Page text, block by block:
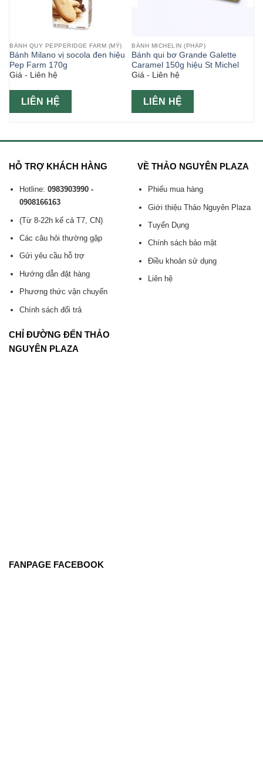
BÁNH QUY PEPPERIDGE FARM (MỸ)
Bánh Milano vị socola đen hiệu
Pep Farm 170g
Giá - Liên hệ
LIÊN HỆ
BÁNH MICHELIN (PHÁP)
Bánh qui bơ Grande Galette
Caramel 150g hiệu St Michel
Giá - Liên hệ
LIÊN HỆ
HỖ TRỢ KHÁCH HÀNG
Hotline: 0983903990 -
0908166163
(Từ 8-22h kể cả T7, CN)
Các câu hỏi thường gặp
Gửi yêu cầu hỗ trợ
Hướng dẫn đặt hàng
Phương thức vận chuyển
Chính sách đổi trả
VỀ THẢO NGUYÊN PLAZA
Phiếu mua hàng
Giới thiệu Thảo Nguyên Plaza
Tuyển Dụng
Chính sách bảo mật
Điều khoản sử dụng
Liên hệ
CHỈ ĐƯỜNG ĐẾN THẢO
NGUYÊN PLAZA
FANPAGE FACEBOOK